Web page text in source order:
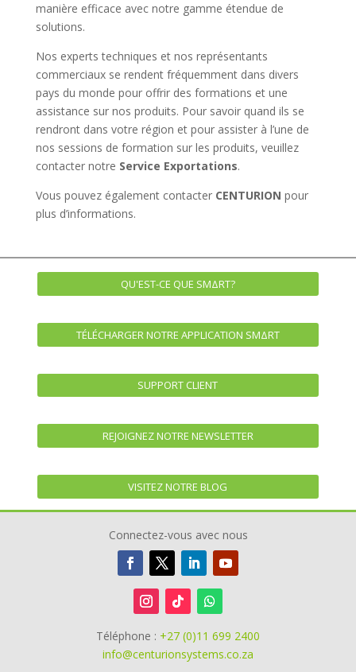
manière efficace avec notre gamme étendue de
solutions.
Nos experts techniques et nos représentants
commerciaux se rendent fréquemment dans divers
pays du monde pour offrir des formations et une
assistance sur nos produits. Pour savoir quand ils se
rendront dans votre région et pour assister à l’une de
nos sessions de formation sur les produits, veuillez
contacter notre Service Exportations.
Vous pouvez également contacter CENTURION pour
plus d’informations.
QU'EST-CE QUE SMΔRT?
TÉLÉCHARGER NOTRE APPLICATION SMΔRT
SUPPORT CLIENT
REJOIGNEZ NOTRE NEWSLETTER
VISITEZ NOTRE BLOG
Connectez-vous avec nous
Téléphone : +27 (0)11 699 2400
info@centurionsystems.co.za